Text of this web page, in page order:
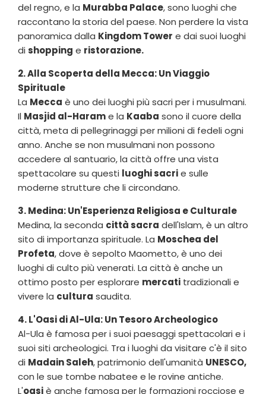
del regno, e la Murabba Palace, sono luoghi che
raccontano la storia del paese. Non perdere la vista
panoramica dalla Kingdom Tower e dai suoi luoghi
di shopping e ristorazione.
2. Alla Scoperta della Mecca: Un Viaggio
Spirituale
La Mecca è uno dei luoghi più sacri per i musulmani.
Il Masjid al-Harame la Kaaba sono il cuore della
città, meta di pellegrinaggi per milioni di fedeli ogni
anno. Anche se non musulmani non possono
accedere al santuario, la città offre una vista
spettacolare su questi luoghi sacrie sulle
moderne strutture che li circondano.
3. Medina: Un'Esperienza Religiosa e Culturale
Medina, la seconda città sacra dell'Islam, è un altro
sito di importanza spirituale. La Moschea del
Profeta, dove è sepolto Maometto, è uno dei
luoghi di culto più venerati. La città è anche un
ottimo posto per esplorare mercati tradizionali e
vivere la cultura saudita.
4. L'Oasi di Al-Ula: Un Tesoro Archeologico
Al-Ula è famosa per i suoi paesaggi spettacolari e i
suoi siti archeologici. Tra i luoghi da visitare c'è il sito
di Madain Saleh, patrimonio dell'umanità UNESCO,
con le sue tombe nabatee e le rovine antiche.
L'oasiè anche famosa per le formazioni rocciose e